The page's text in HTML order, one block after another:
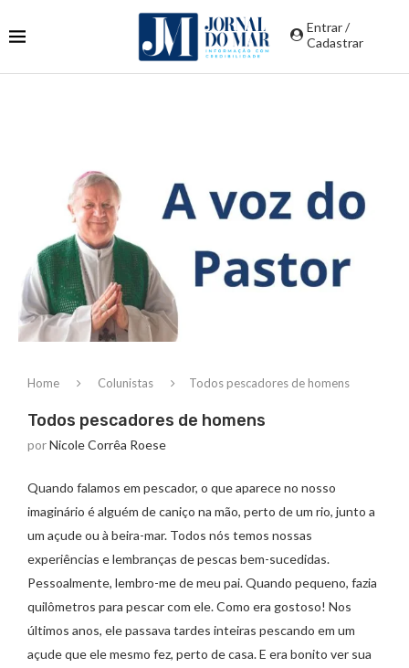
Entrar /
Cadastrar
Home Colunistas Todos pescadores de homens
Todos pescadores de homens
porNicole Corrêa Roese
Quando falamos em pescador, o que aparece no nosso
imaginário é alguém de caniço na mão, perto de um rio, junto a
um açude ou à beira-mar. Todos nós temos nossas
experiências e lembranças de pescas bem-sucedidas.
Pessoalmente, lembro-me de meu pai. Quando pequeno, fazia
quilômetros para pescar com ele. Como era gostoso! Nos
últimos anos, ele passava tardes inteiras pescando em um
açude que ele mesmo fez, perto de casa. E era bonito ver sua